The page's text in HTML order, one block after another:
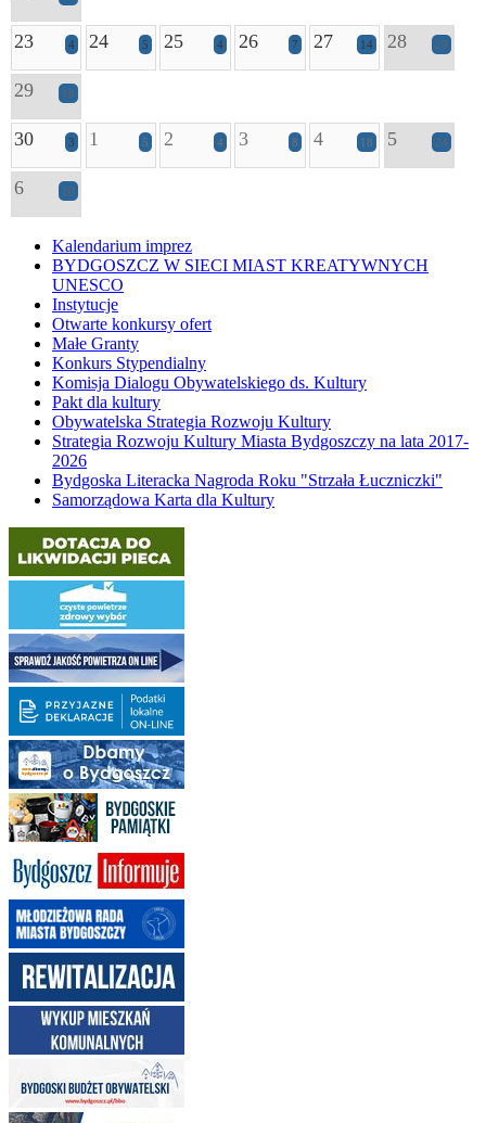
23 4 24 5 25 4 26 7 27 14 28 29
29 18
30 3 1 5 2 4 3 8 4 18 5 24
6 10
Kalendarium imprez
BYDGOSZCZ W SIECI MIAST KREATYWNYCH
UNESCO
Instytucje
Otwarte konkursy ofert
Małe Granty
Konkurs Stypendialny
Komisja Dialogu Obywatelskiego ds. Kultury
Pakt dla kultury
Obywatelska Strategia Rozwoju Kultury
Strategia Rozwoju Kultury Miasta Bydgoszczy na lata 2017-
2026
Bydgoska Literacka Nagroda Roku "Strzała Łuczniczki"
Samorządowa Karta dla Kultury